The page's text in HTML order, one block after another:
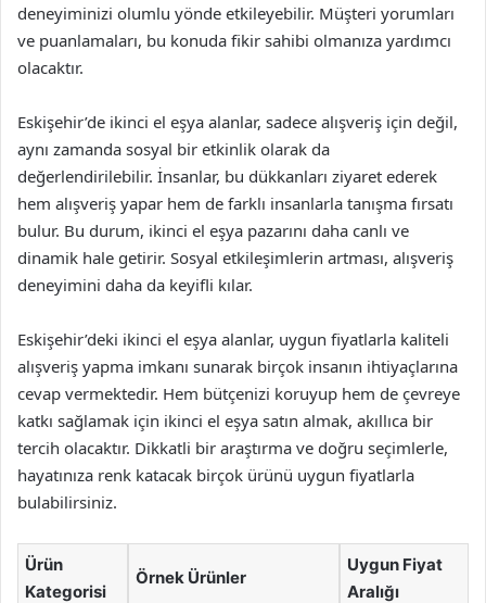
deneyiminizi olumlu yönde etkileyebilir. Müşteri yorumları
ve puanlamaları, bu konuda fikir sahibi olmanıza yardımcı
olacaktır.
Eskişehir’de ikinci el eşya alanlar, sadece alışveriş için değil,
aynı zamanda sosyal bir etkinlik olarak da
değerlendirilebilir. İnsanlar, bu dükkanları ziyaret ederek
hem alışveriş yapar hem de farklı insanlarla tanışma fırsatı
bulur. Bu durum, ikinci el eşya pazarını daha canlı ve
dinamik hale getirir. Sosyal etkileşimlerin artması, alışveriş
deneyimini daha da keyifli kılar.
Eskişehir’deki ikinci el eşya alanlar, uygun fiyatlarla kaliteli
alışveriş yapma imkanı sunarak birçok insanın ihtiyaçlarına
cevap vermektedir. Hem bütçenizi koruyup hem de çevreye
katkı sağlamak için ikinci el eşya satın almak, akıllıca bir
tercih olacaktır. Dikkatli bir araştırma ve doğru seçimlerle,
hayatınıza renk katacak birçok ürünü uygun fiyatlarla
bulabilirsiniz.
Ürün
Kategorisi
Örnek Ürünler
Uygun Fiyat
Aralığı